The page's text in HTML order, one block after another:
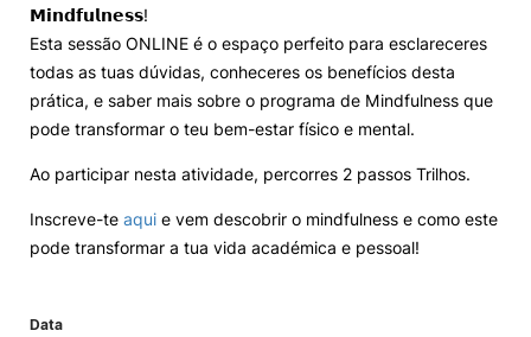
Política de Privacidade e Cookies
©2026 INOPOL Academia de Empreendedorismo. Todos os direitos reservados.
𝗠𝗶𝗻𝗱𝗳𝘂𝗹𝗻𝗲𝘀𝘀!
Esta sessão ONLINE é o espaço perfeito para esclareceres
todas as tuas dúvidas, conheceres os benefícios desta
prática, e saber mais sobre o programa de Mindfulness que
pode transformar o teu bem-estar físico e mental.
Ao participar nesta atividade, percorres 2 passos Trilhos.
Inscreve-te aqui e vem descobrir o mindfulness e como este
pode transformar a tua vida académica e pessoal!
Data